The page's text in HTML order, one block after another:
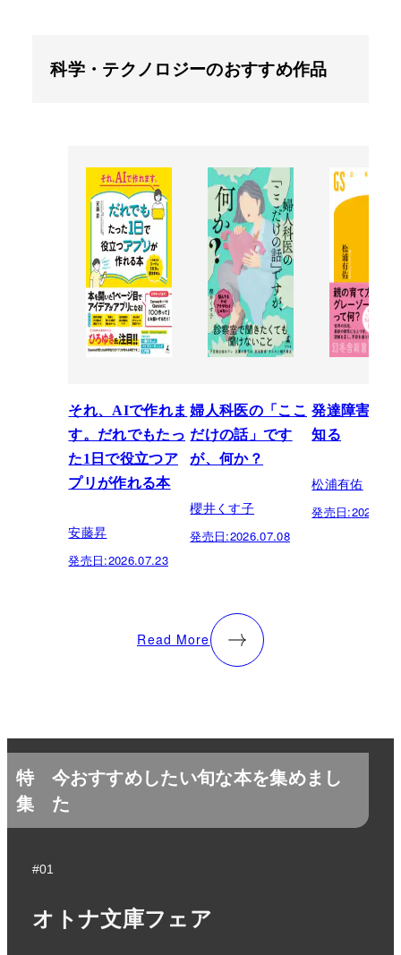
科学・テクノロジーのおすすめ作品
それ、AIで作れま
す。だれでもたっ
た1日で役立つア
プリが作れる本
安藤昇
発売日:2026.07.23
婦人科医の「ここ
だけの話」です
が、何か？
櫻井くす子
発売日:2026.07.08
発達障害を
知る
松浦有佑
発売日:
Read More
特
集
今おすすめしたい旬な本を集めまし
た
#01
オトナ文庫フェア